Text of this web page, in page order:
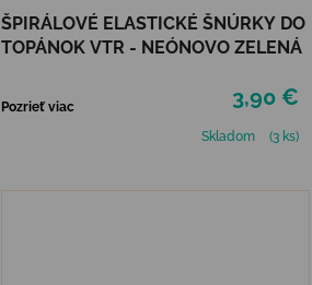
ŠPIRÁLOVÉ ELASTICKÉ ŠNÚRKY DO
TOPÁNOK VTR - NEÓNOVO ZELENÁ
3,90 €
Pozrieť viac
Skladom
(3 ks)